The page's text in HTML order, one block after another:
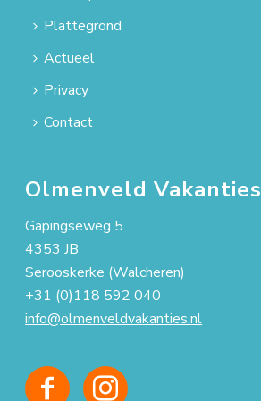
Plattegrond
Actueel
Privacy
Contact
Olmenveld Vakanties
Gapingseweg 5
4353 JB
Serooskerke (Walcheren)
+31 (0)118 592 040
info@olmenveldvakanties.nl